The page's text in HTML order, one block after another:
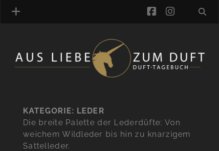
DUFTNOTEN
KOMMENTARE
KATEGORIEN
facebook
KATEGORIE: LEDER
Die breite Palette der Lederdüfte: Von
weichem Wildleder bis hin zu knarzigem
Sattelleder.